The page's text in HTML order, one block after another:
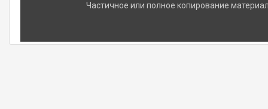
Частичное или полное копирование